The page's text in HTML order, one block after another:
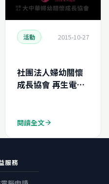
活動 2015-10-27
社團法人婦幼關懷
成長協會 再生電腦
閱讀全文arrow_forward
服務